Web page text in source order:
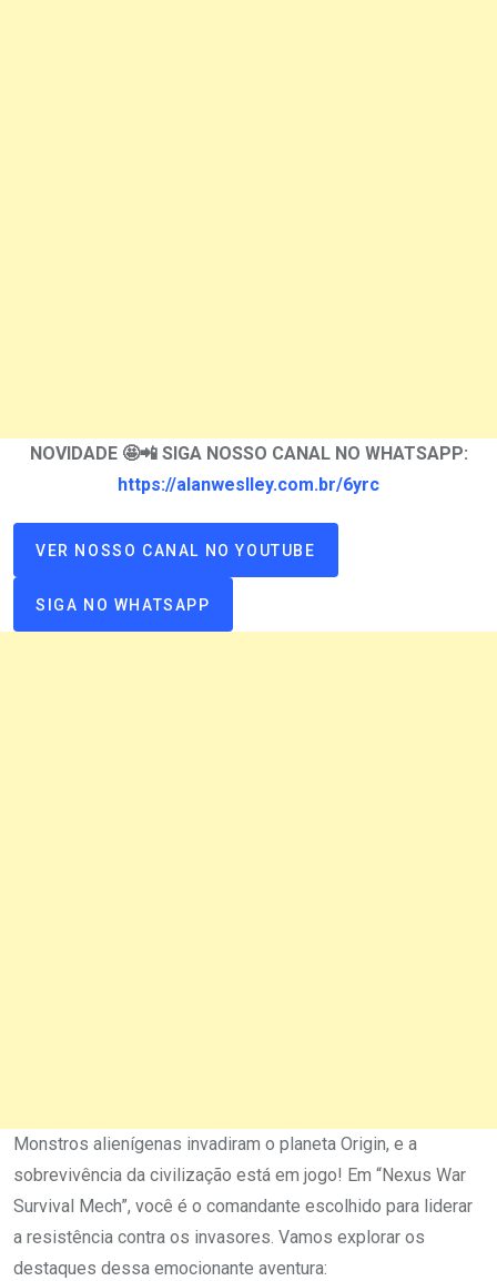
NOVIDADE 🤩📲 SIGA NOSSO CANAL NO WHATSAPP:
https://alanweslley.com.br/6yrc
VER NOSSO CANAL NO YOUTUBE
SIGA NO WHATSAPP
Monstros alienígenas invadiram o planeta Origin, e a
sobrevivência da civilização está em jogo! Em “Nexus War
Survival Mech”, você é o comandante escolhido para liderar
a resistência contra os invasores. Vamos explorar os
destaques dessa emocionante aventura: